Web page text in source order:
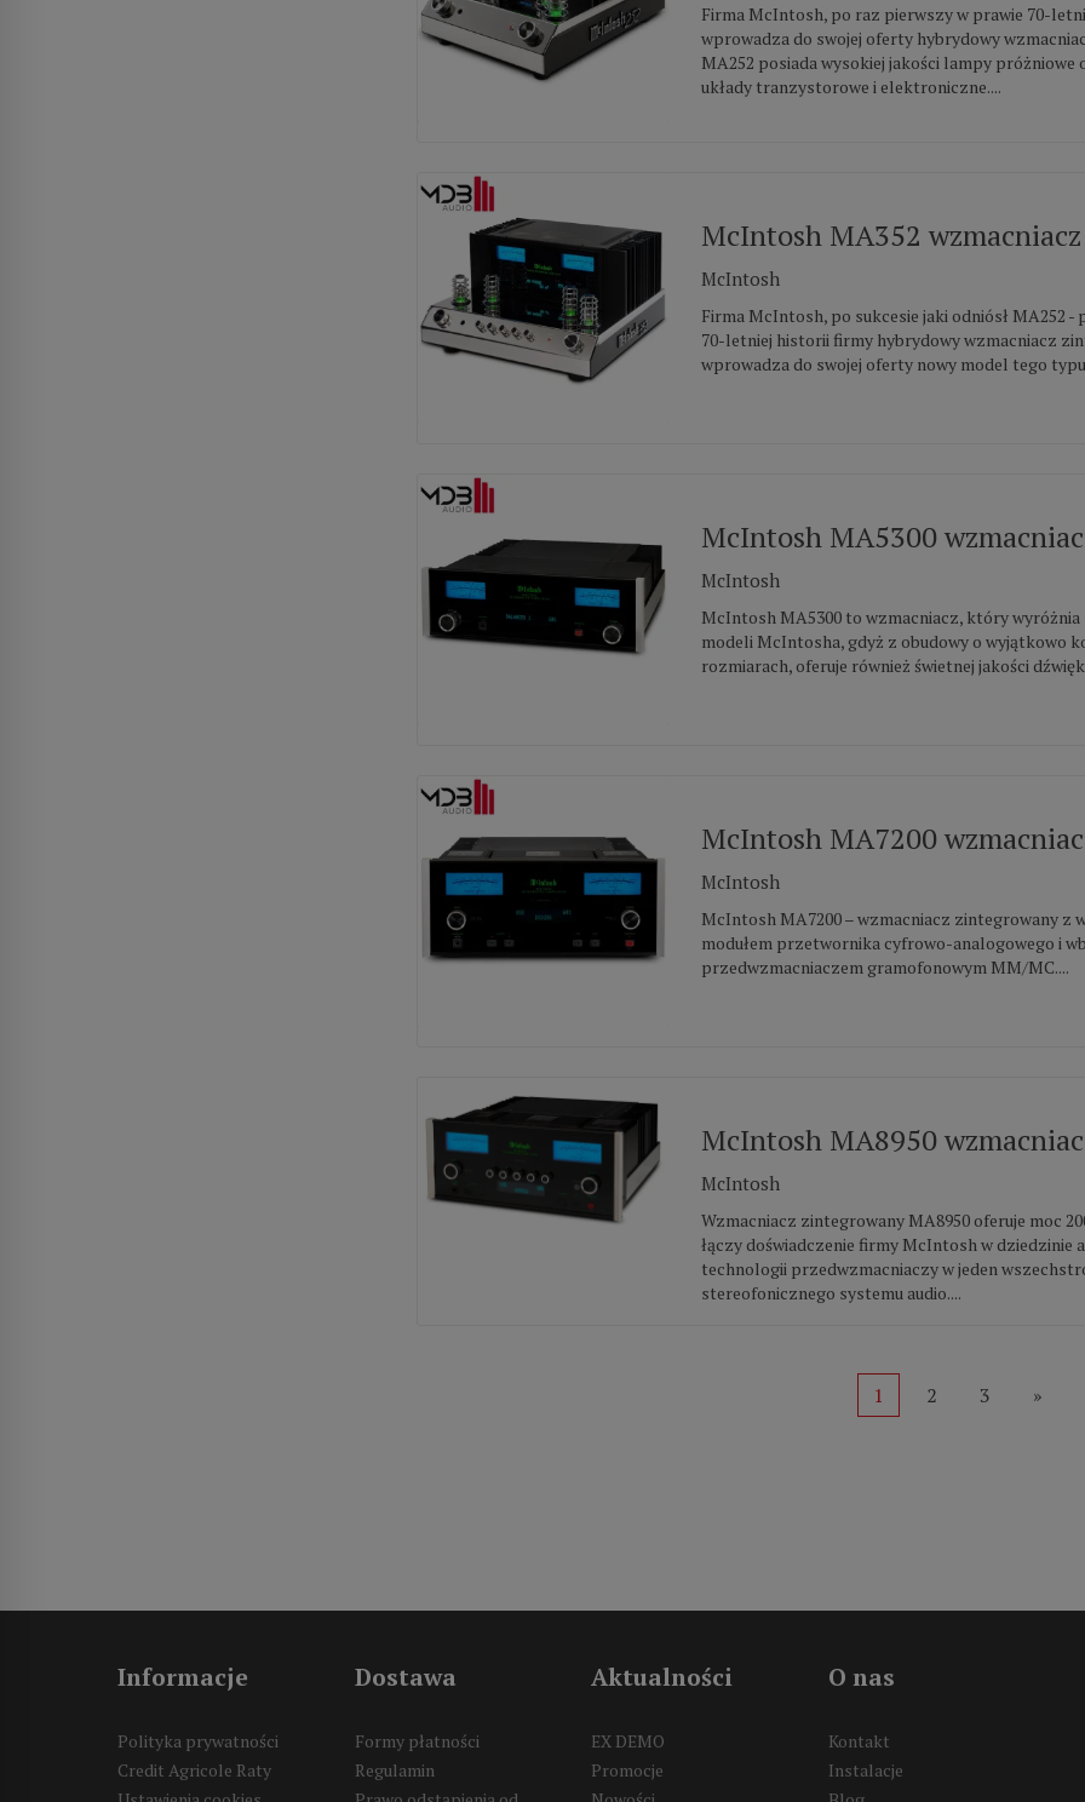
Firma McIntosh, po raz pierwszy w prawie 70-
wprowadza do swojej oferty hybrydowy
MA252 posiada wysokiej jakości lampy próżniowe
układy tranzystorowe i elektroniczne....
McIntosh MA352
McIntosh
Firma McIntosh, po sukcesie jaki odniósł MA252 -
70-letniej historii firmy hybrydowy wzmacniacz
wprowadza do swojej oferty nowy model tego
McIntosh MA5300
McIntosh
McIntosh MA5300 to wzmacniacz, który wyróżnia
modeli McIntosha, gdyż z obudowy o wyjątkowo
rozmiarach, oferuje również świetnej jakości
McIntosh MA7200
McIntosh
McIntosh MA7200 – wzmacniacz zintegrowany z
modułem przetwornika cyfrowo-analogowego i
przedwzmacniaczem gramofonowym MM/MC....
McIntosh MA8950
McIntosh
Wzmacniacz zintegrowany MA8950 oferuje moc
łączy doświadczenie firmy McIntosh w dziedzinie
technologii przedwzmacniaczy w jeden
stereofonicznego systemu audio....
1 2 3 »
Informacje
Polityka prywatności
Credit Agricole Raty
Dostawa
Formy płatności
Regulamin
Aktualności
EX DEMO
Promocje
O nas
Kontakt
Instalacje